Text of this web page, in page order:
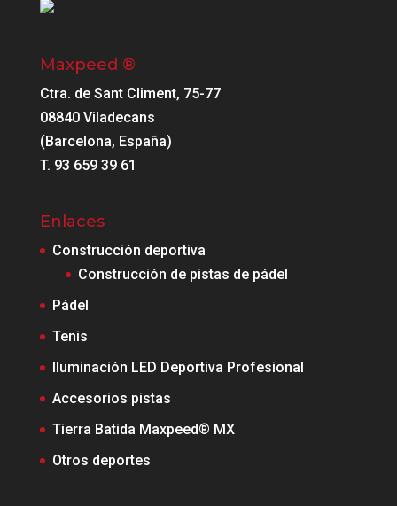
Maxpeed ®
Ctra. de Sant Climent, 75-77
08840 Viladecans
(Barcelona, España)
T. 93 659 39 61
Enlaces
Construcción deportiva
Construcción de pistas de pádel
Pádel
Tenis
Iluminación LED Deportiva Profesional
Accesorios pistas
Tierra Batida Maxpeed® MX
Otros deportes